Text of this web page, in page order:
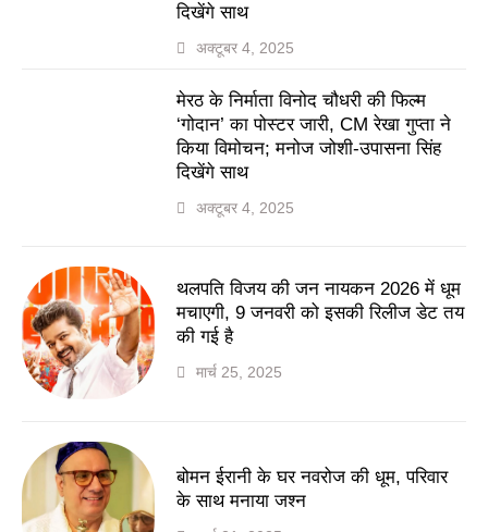
दिखेंगे साथ
अक्टूबर 4, 2025
मेरठ के निर्माता विनोद चौधरी की फिल्म
‘गोदान’ का पोस्टर जारी, CM रेखा गुप्ता ने
किया विमोचन; मनोज जोशी-उपासना सिंह
दिखेंगे साथ
अक्टूबर 4, 2025
थलपति विजय की जन नायकन 2026 में धूम
मचाएगी, 9 जनवरी को इसकी रिलीज डेट तय
की गई है
मार्च 25, 2025
बोमन ईरानी के घर नवरोज की धूम, परिवार
के साथ मनाया जश्न